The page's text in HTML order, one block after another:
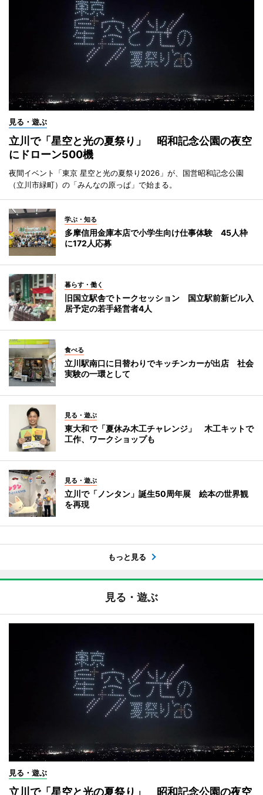
見る・遊ぶ
立川で「星空と光の夏祭り」 昭和記念公園の夜空
にドローン500機
夜間イベント「東京 星空と光の夏祭り2026」が、国営昭和記念公園
（立川市緑町）の「みんなの原っぱ」で始まる。
学ぶ・知る
多摩信用金庫本店で小学生向け仕事体験 45人枠
に172人応募
暮らす・働く
旧国立駅舎でトークセッション 国立駅前新ビル入
居予定の若手経営者4人
食べる
立川駅南口に日替わりでキッチンカーが出店 社会
実験の一環として
見る・遊ぶ
東大和で「夏休み木工チャレンジ」 木工キットで
工作、ワークショップも
見る・遊ぶ
立川で「ノンタン」誕生50周年展 絵本の世界観
を再現
もっと見る
見る・遊ぶ
見る・遊ぶ
立川で「星空と光の夏祭り」 昭和記念公園の夜空